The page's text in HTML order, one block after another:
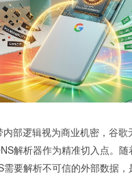
内部逻辑视为商业机密，谷歌
解析器作为精准切入点。
需要解析不可信的外部数据